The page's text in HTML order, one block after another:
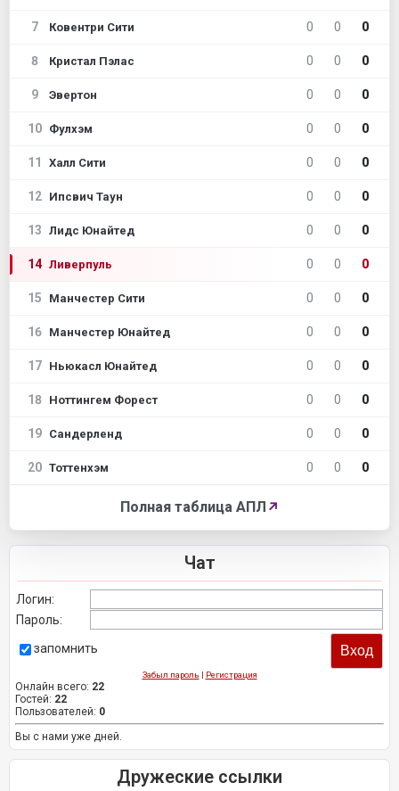
7 Ковентри Сити 0 0 0
8 Кристал Пэлас 0 0 0
9 Эвертон 0 0 0
10 Фулхэм 0 0 0
11 Халл Сити 0 0 0
12 Ипсвич Таун 0 0 0
13 Лидс Юнайтед 0 0 0
14 Ливерпуль 0 0 0
15 Манчестер Сити 0 0 0
16 Манчестер Юнайтед 0 0 0
17 Ньюкасл Юнайтед 0 0 0
18 Ноттингем Форест 0 0 0
19 Сандерленд 0 0 0
20 Тоттенхэм 0 0 0
Полная таблица АПЛ ↗
Чат
Логин:
Пароль:
запомнить
Забыл пароль | Регистрация
Онлайн всего: 22
Гостей: 22
Пользователей: 0
Вы с нами уже дней.
Дружеские ссылки